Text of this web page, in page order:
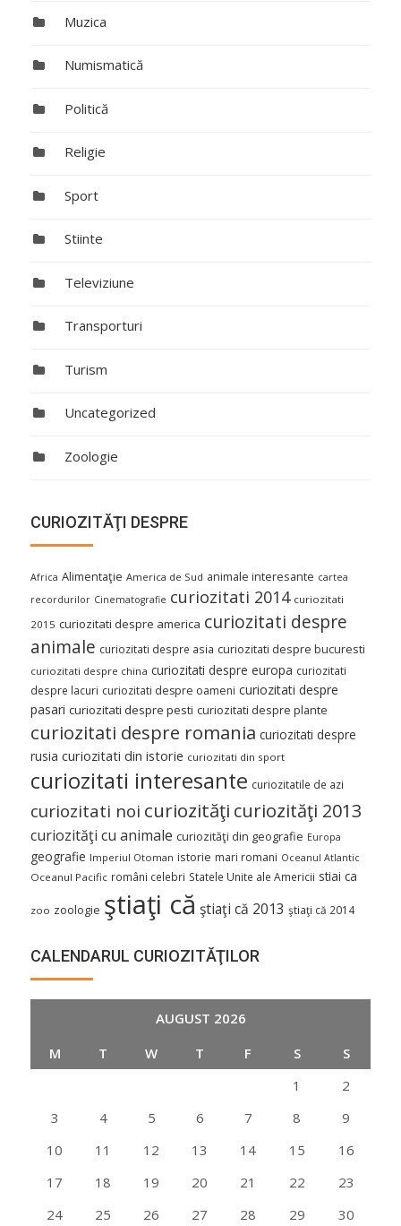
Muzica
Numismatică
Politică
Religie
Sport
Stiinte
Televiziune
Transporturi
Turism
Uncategorized
Zoologie
CURIOZITĂŢI DESPRE
Africa Alimentaţie America de Sud animale interesante cartea
recordurilor Cinematografie curiozitati 2014 curiozitati
2015 curiozitati despre america curiozitati despre
animale curiozitati despre asia curiozitati despre bucuresti
curiozitati despre china curiozitati despre europa curiozitati
despre lacuri curiozitati despre oameni curiozitati despre
pasari curiozitati despre pesti curiozitati despre plante
curiozitati despre romania curiozitati despre
rusia curiozitati din istorie curiozitati din sport
curiozitati interesante curiozitatile de azi
curiozitati noi curiozităţi curiozităţi 2013
curiozităţi cu animale curiozităţi din geografie Europa
geografie Imperiul Otoman istorie mari romani Oceanul Atlantic
Oceanul Pacific români celebri Statele Unite ale Americii stiai ca
zoo zoologie ştiaţi că ştiaţi că 2013 ştiaţi că 2014
CALENDARUL CURIOZITĂŢILOR
AUGUST 2026
M
T W T F S
S
1
2
3
4 5 6 7 8
9
10
11 12 13 14 15
16
17
18 19 20 21 22
23
24
25 26 27 28 29 30